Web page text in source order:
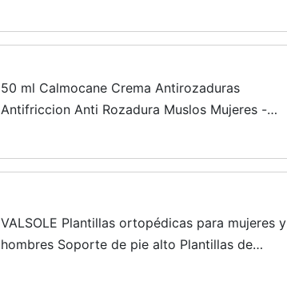
50 ml Calmocane Crema Antirozaduras
Antifriccion Anti Rozadura Muslos Mujeres -
VALSOLE Plantillas ortopédicas para mujeres y
hombres Soporte de pie alto Plantillas de